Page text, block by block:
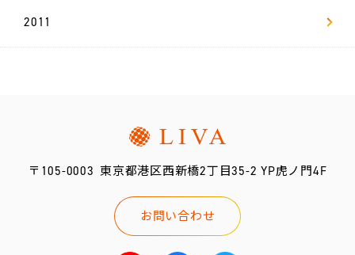
2011
〒105-0003 東京都港区西新橋2丁目35-2 YP虎ノ門4F
お問い合わせ